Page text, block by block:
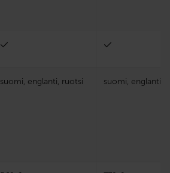
suomi, englanti, ruotsi suomi, englanti,